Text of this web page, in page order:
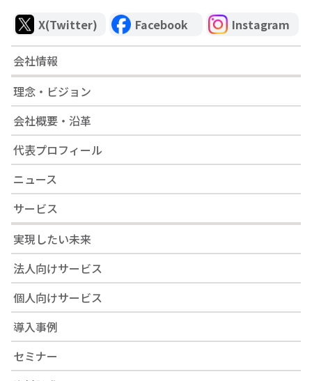
X(Twitter) Facebook Instagram
会社情報
理念・ビジョン
会社概要・沿革
代表プロフィール
ニュース
サービス
実現したい未来
法人向けサービス
個人向けサービス
導入事例
セミナー